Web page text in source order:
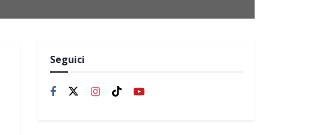
Seguici